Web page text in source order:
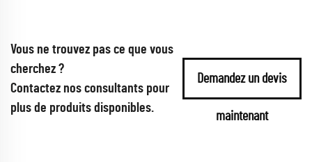
Vous ne trouvez pas ce que vous
cherchez ?
Contactez nos consultants pour
plus de produits disponibles.
Demandez un devis
maintenant